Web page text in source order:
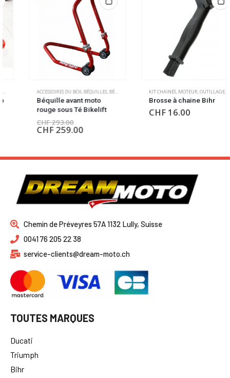
,OUTILLAGEACCESSOIRES DU BOX,BÉQUILLES,BÉQUILLES ,OUTILLAGE
Béquille avant moto
rouge sous Té Bikelift
293.00
259.00
KIT CHAINES,MOTEUR,OUTILLAGE,
Brosse à chaine Bihr
16.00
Chemin de Préveyres 57A 1132 Lully, Suisse
0041 76 205 22 38
service-clients@dream-moto.ch
TOUTES MARQUES
Ducati
Triumph
Bihr